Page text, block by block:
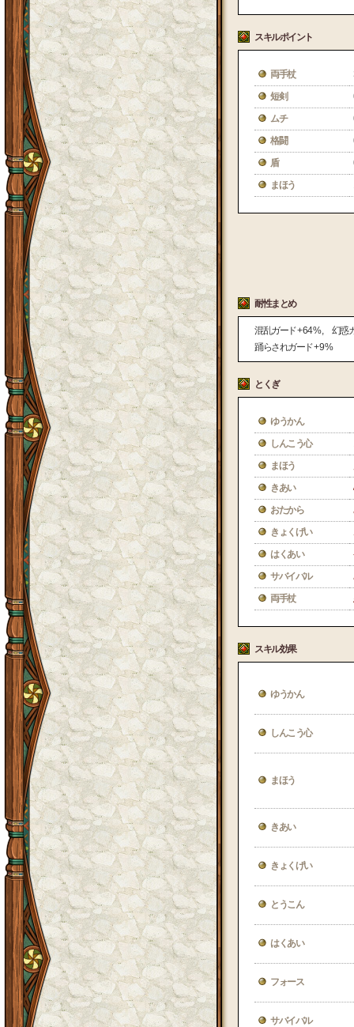
スキルポイント
両手杖
短剣
ムチ
格闘
盾
まほう
耐性まとめ
混乱ガード+ 64 %
幻惑
踊らされガード+ 9 %
とくぎ
ゆうかん
しんこう心
まほう
きあい
おたから
きょくげい
はくあい
サバイバル
両手杖
スキル効果
ゆうかん
しんこう心
まほう
きあい
きょくげい
とうこん
はくあい
フォース
サバイバル